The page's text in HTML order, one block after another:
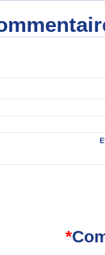
*